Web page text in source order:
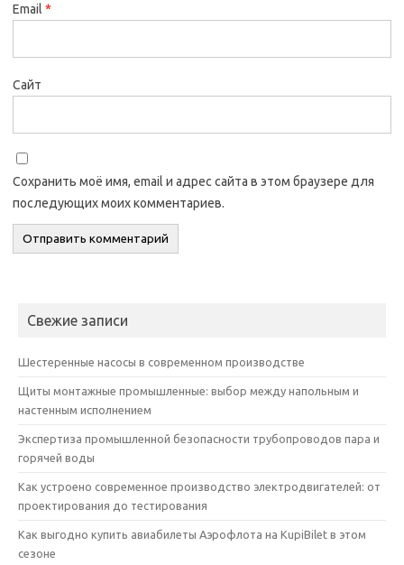
Email *
Сайт
Сохранить моё имя, email и адрес сайта в этом браузере для
последующих моих комментариев.
Свежие записи
Шестеренные насосы в современном производстве
Щиты монтажные промышленные: выбор между напольным и
настенным исполнением
Экспертиза промышленной безопасности трубопроводов пара и
горячей воды
Как устроено современное производство электродвигателей: от
проектирования до тестирования
Как выгодно купить авиабилеты Аэрофлота на KupiBilet в этом
сезоне